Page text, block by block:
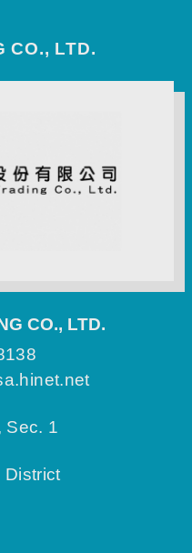
CO., LTD.
CO., LTD.
Sec. 1
District